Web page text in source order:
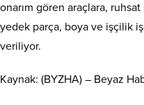
onarım gören araçlara,
yedek parça, boya ve işçilik
veriliyor.
Kaynak: (BYZHA) – Beyaz